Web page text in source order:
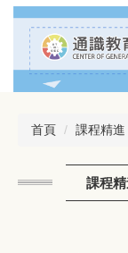
要
首頁 課程精進
課程